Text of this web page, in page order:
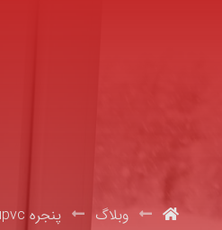
وبلاگ پنجره upvc